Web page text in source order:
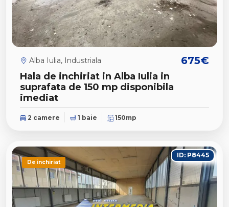
Hala de inchiriat in Alba Iulia in
suprafata de 150 mp disponibila
imediat
Alba Iulia, Industriala 675€
2 camere 1 baie 150mp
De inchiriat
ID: P8445